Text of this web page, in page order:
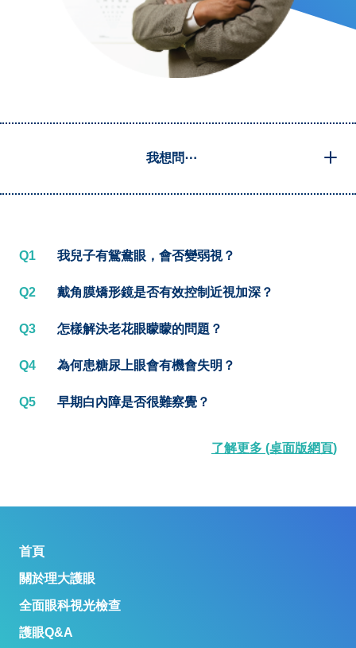
我想問⋯
Q1 我兒子有鴛鴦眼，會否變弱視？
Q2 戴角膜矯形鏡是否有效控制近視加深？
Q3 怎樣解決老花眼矇矇的問題？
Q4 為何患糖尿上眼會有機會失明？
Q5 早期白內障是否很難察覺？
了解更多 (桌面版網頁)
首頁
關於理大護眼
全面眼科視光檢查
護眼Q&A